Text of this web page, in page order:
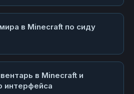
в Minecraft по сиду
в Minecraft и
интерфейса